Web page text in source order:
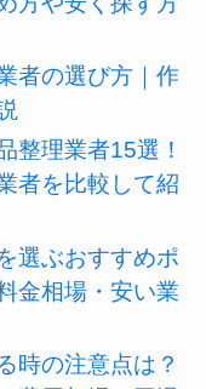
者の選び方｜作
整理業者15選！
者を比較して紹
選ぶおすすめポ
金相場・安い業
時の注意点は？